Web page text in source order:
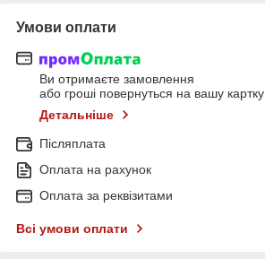
Умови оплати
Ви отримаєте замовлення
або гроші повернуться на вашу картку
Детальніше
Післяплата
Оплата на рахунок
Оплата за реквізитами
Всі умови оплати